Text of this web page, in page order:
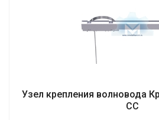
Узел крепления волновода
СC